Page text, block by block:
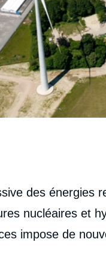
des énergies
nucléaires et
impose de